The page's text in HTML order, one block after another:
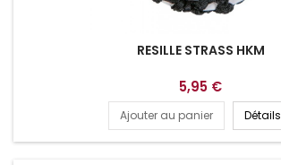
RESILLE STRASS HKM
5,95 €
Ajouter au panier Détails